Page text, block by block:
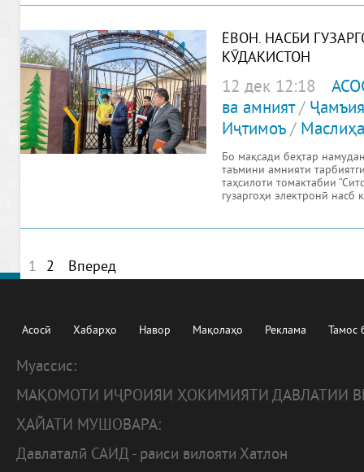
ЁВОН. НАСБИ
КӮДАКИСТОН
12 дек 12:18
ва амният/
Иҷтимоъ/
Бо мақсади беҳтар
таъмини амнияти
таҳсилоти томактабии
гузаргоҳи электронӣ
1 2 Вперед
Асосӣ Хабарҳо Навор Мақолаҳо Реклама Тамос
Муассис:
МАҚОМОТИ ИҶРОИЯИ ҲОКИМИЯТИ ДАВЛАТИИ
ҲАЙАТИ МУШОВАРА:
Давлаталӣ САИД - раиси вилояти Хатлон